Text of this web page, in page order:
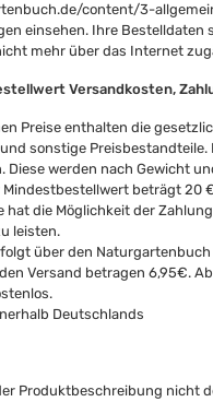
content/3-
einsehen. Ihre Bestelldaten
mehr über das Internet
Versandkosten,
Preise enthalten die
sonstige Preisbestandteile.
Diese werden nach Gewicht
Mindestbestellwert beträgt 20
hat die Möglichkeit der
leisten.
über den Naturgartenbuch
Versand betragen 6,95€.
Deutschlands
Produktbeschreibung nicht